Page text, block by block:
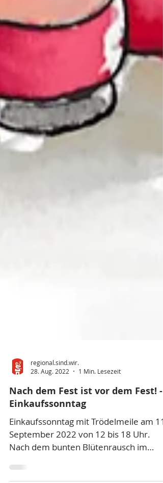
28. Aug. 2022
1 Min. Lesezeit
Nach dem Fest ist vor dem Fest! -
Einkaufssonntag
Einkaufssonntag mit Trödelmeile am 11.